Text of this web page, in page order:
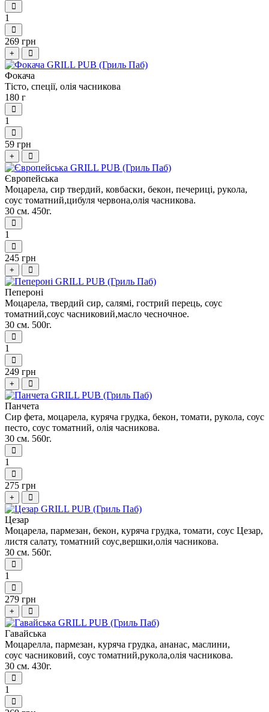
1
269 грн
+
Фокача
Тісто, спеції, олія часникова
180 г
1
59 грн
+
Європейська
Моцарела, сир твердий, ковбаски, бекон, печериці, рукола,
соус томатний,цибуля червона,олiя часникова.
30 см. 450г.
1
245 грн
+
Пепероні
Моцарела, твердий сир, салямі, гострий перець, соус
томатний,соус часниковий,масло чесночное.
30 см. 500г.
1
249 грн
+
Панчета
Сир фета, моцарела, куряча грудка, бекон, томати, рукола, соус
песто, соус томатний, олiя часникова.
30 см. 560г.
1
275 грн
+
Цезар
Моцарела, пармезан, бекон, куряча грудка, томати, соус Цезар,
листя салату, томатний соус,вершки,олiя часникова.
30 см. 560г.
1
279 грн
+
Гавайська
Моцарелла, пармезан, куряча грудка, ананас, маслини,
соус часниковий, соус томатний,рукола,олiя часникова.
30 см. 430г.
1